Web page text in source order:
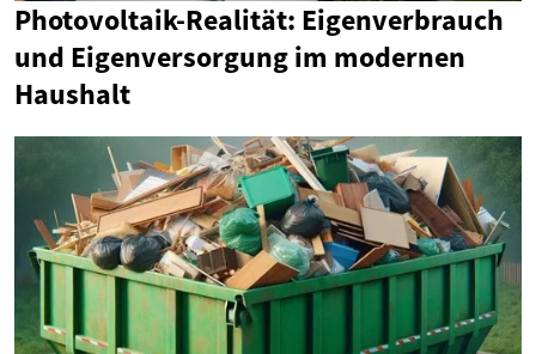
Photovoltaik-Realität: Eigenverbrauch
und Eigenversorgung im modernen
Haushalt